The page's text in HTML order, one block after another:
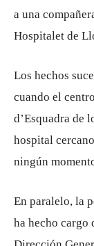
a una
Hospitalet de
Los hechos
cuando el
d’Esquadra de
hospital
ningún
En paralelo, la
ha hecho cargo